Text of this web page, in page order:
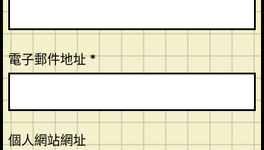
電子郵件地址*
個人網站網址